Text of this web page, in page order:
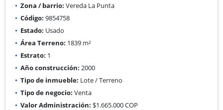
Zona / barrio: Vereda La Punta
Código: 9854758
Estado: Usado
Área Terreno: 1839 m²
Estrato: 1
Año construcción: 2000
Tipo de inmueble: Lote / Terreno
Tipo de negocio: Venta
Valor Administración: $1.665.000 COP